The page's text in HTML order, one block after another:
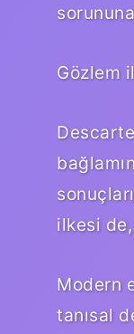
Gözlem
ilkesi
Modern
tanısal